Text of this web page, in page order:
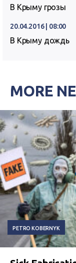
В Крыму грозы
20.04.2016 | 08:00
В Крыму дождь
MORE
PETRO KOBERNYK